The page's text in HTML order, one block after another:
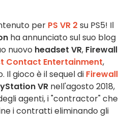
per PS VR 2 su PS5! Il
ha annunciato sul suo blog
nuovo headset VR, Firewall
Contact Entertainment,
Il gioco è il sequel di Firewall
VR nell'agosto 2018,
agenti, i "contractor" che
i contratti eliminando gli